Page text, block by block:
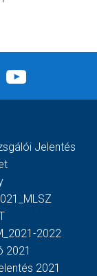
Jelentés
2022
2021
2021